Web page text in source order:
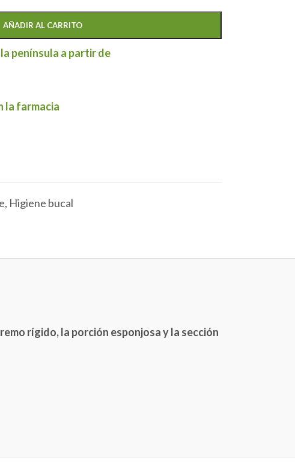
AÑADIR AL CARRITO
península a partir de
la farmacia
, Higiene bucal
rígido, la porción esponjosa y la sección